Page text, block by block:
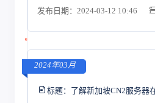
发布日期：2024-03-12 10:46
2024年03月
标题： 了解新加坡CN2服务器